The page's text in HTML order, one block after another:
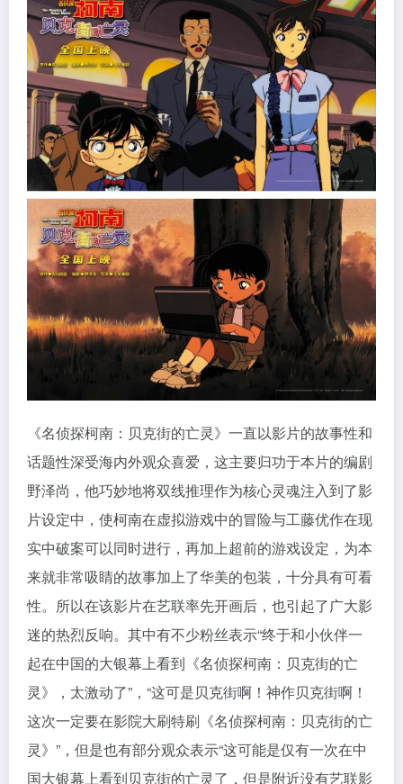
《名侦探柯南：贝克街的亡灵》一直以影片的故事性和
话题性深受海内外观众喜爱，这主要归功于本片的编剧
野泽尚，他巧妙地将双线推理作为核心灵魂注入到了影
片设定中，使柯南在虚拟游戏中的冒险与工藤优作在现
实中破案可以同时进行，再加上超前的游戏设定，为本
来就非常吸睛的故事加上了华美的包装，十分具有可看
性。所以在该影片在艺联率先开画后，也引起了广大影
迷的热烈反响。其中有不少粉丝表示“终于和小伙伴一
起在中国的大银幕上看到《名侦探柯南：贝克街的亡
灵》，太激动了”，“这可是贝克街啊！神作贝克街啊！
这次一定要在影院大刷特刷《名侦探柯南：贝克街的亡
灵》”，但是也有部分观众表示“这可能是仅有一次在中
国大银幕上看到贝克街的亡灵了，但是附近没有艺联影